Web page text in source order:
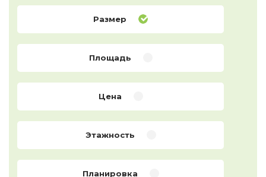
Размер
Площадь
Цена
Этажность
Планировка